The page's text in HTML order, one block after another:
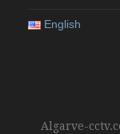
English
Algarve-